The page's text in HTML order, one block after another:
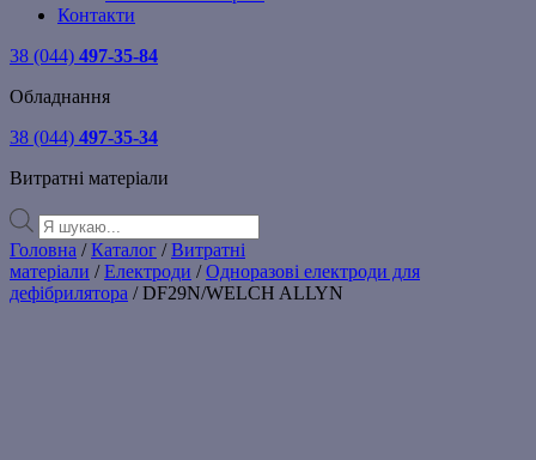
Контакти
38 (044) 497-35-84
Обладнання
38 (044) 497-35-34
Витратні матеріали
Products
search
Головна /Каталог /Витратні
матеріали /Електроди /Одноразові електроди для
дефібрилятора / DF29N/WELCH ALLYN